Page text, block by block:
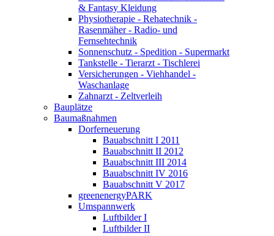
& Fantasy Kleidung
Physiotherapie - Rehatechnik -
Rasenmäher - Radio- und
Fernsehtechnik
Sonnenschutz - Spedition - Supermarkt
Tankstelle - Tierarzt - Tischlerei
Versicherungen - Viehhandel -
Waschanlage
Zahnarzt - Zeltverleih
Bauplätze
Baumaßnahmen
Dorferneuerung
Bauabschnitt I 2011
Bauabschnitt II 2012
Bauabschnitt III 2014
Bauabschnitt IV 2016
Bauabschnitt V 2017
greenenergyPARK
Umspannwerk
Luftbilder I
Luftbilder II